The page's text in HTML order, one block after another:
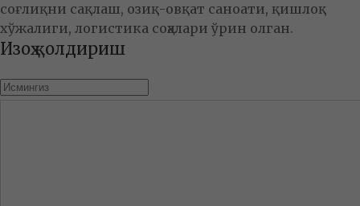
соғлиқни сақлаш, озиқ-овқат саноати, қишлоқ
хўжалиги, логистика соҳалари ўрин олган.
Изоҳ қолдириш